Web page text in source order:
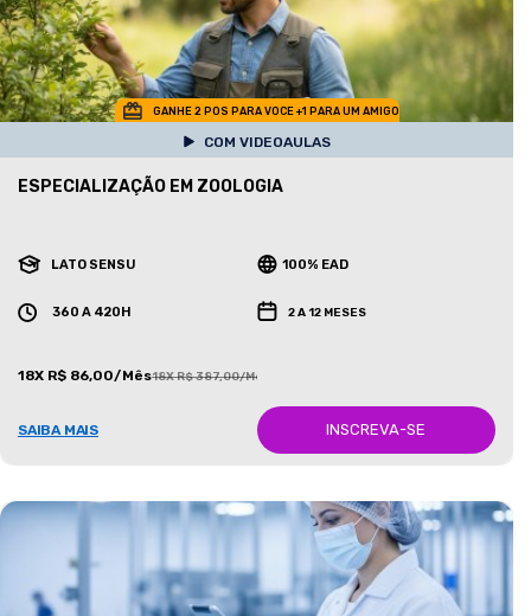
GANHE 2 POS PARA VOCE +1 PARA UM AMIGO
COM VIDEOAULAS
ESPECIALIZAÇÃO EM ZOOLOGIA
LATO SENSU 100% EAD
360 A 420H 2 A 12 MESES
18X R$ 86,00/Mês18X R$ 387,00/Mês
SAIBA MAIS INSCREVA-SE